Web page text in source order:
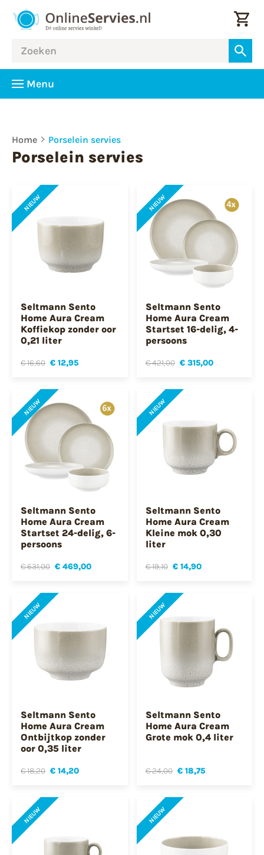
Menu
Home Porselein servies
Porselein servies
NIEUW
Seltmann Sento
Home Aura Cream
Koffiekop zonder oor
0,21 liter
€ 16,60 € 12,95
NIEUW
Seltmann Sento
Home Aura Cream
Startset 16-delig, 4-
persoons
€ 421,00 € 315,00
NIEUW
Seltmann Sento
Home Aura Cream
Startset 24-delig, 6-
persoons
€ 631,00 € 469,00
NIEUW
Seltmann Sento
Home Aura Cream
Kleine mok 0,30
liter
€ 19,10 € 14,90
NIEUW
Seltmann Sento
Home Aura Cream
Ontbijtkop zonder
oor 0,35 liter
€ 18,20 € 14,20
NIEUW
Seltmann Sento
Home Aura Cream
Grote mok 0,4 liter
€ 24,00 € 18,75
NIEUW NIEUW